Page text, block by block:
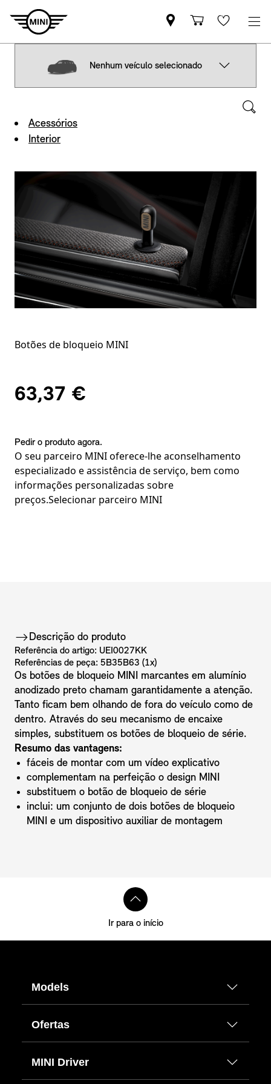
Nenhum veículo selecionado
Acessórios
Interior
Botões de bloqueio MINI
63,37 €
Pedir o produto agora.
O seu parceiro MINI oferece-lhe aconselhamento
especializado e assistência de serviço, bem como
informações personalizadas sobre
preços.Selecionar parceiro MINI
Descrição do produto
Referência do artigo: UEI0027KK
Referências de peça: 5B35B63 (1x)
Os botões de bloqueio MINI marcantes em alumínio
anodizado preto chamam garantidamente a atenção.
Tanto ficam bem olhando de fora do veículo como de
dentro. Através do seu mecanismo de encaixe
simples, substituem os botões de bloqueio de série.
Resumo das vantagens:
fáceis de montar com um vídeo explicativo
complementam na perfeição o design MINI
substituem o botão de bloqueio de série
inclui: um conjunto de dois botões de bloqueio
MINI e um dispositivo auxiliar de montagem